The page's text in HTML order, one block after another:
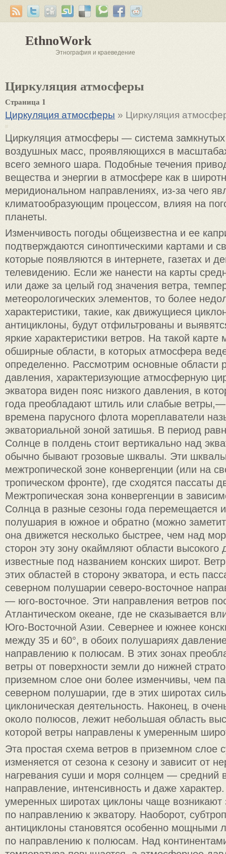
EthnoWork
Этнография и краеведение
Циркуляция атмосферы
Страница 1
Циркуляция атмосферы » Циркуляция
Циркуляция атмосферы — система замкнутых
воздушных масс, проявляющихся в
всего земного шара. Подобные течения
вещества и энергии в атмосфере как в
меридиональном направлениях, из-за чего
климатообразующим процессом, влияя на
планеты.
Изменчивость погоды общеизвестна и ее
подтверждаются синоптическими картами и
которые появляются в интернете, газетах и
телевидению. Если же нанести на карты
или даже за целый год значения ветра,
метеорологических элементов, то более
характеристики, такие, как движущиеся
антициклоны, будут отфильтрованы и
яркие характеристики ветров. На такой карте
обширные области, в которых атмосфера
определенно. Рассмотрим основные области
давления, характеризующие атмосферную
экватора виден пояс низкого давления, в
года преобладают штиль или слабые ветры,—
времена парусного флота мореплаватели
экваториальной зоной затишья. В период
Солнце в полдень стоит вертикально над
обычно бывают грозовые шквалы. Эти
межтропической зоне конвергенции (или на
тропическом фронте), где сходятся пассаты
Межтропическая зона конвергенции в
Солнца в разные сезоны года перемещается
полушария в южное и обратно (можно
она движется несколько быстрее, чем над
сторон эту зону окаймляют области высокого
известные под названием конских широт.
этих областей в сторону экватора, и есть
северном полушарии северо-восточное
— юго-восточное. Эти направления ветров
Атлантическом океане, где не сказывается
Юго-Восточной Азии. Севернее и южнее
между 35 и 60°, в обоих полушариях
направлению к полюсам. В этих зонах
ветры от поверхности земли до нижней
приземном слое они более изменчивы, чем
северном полушарии, где в этих широтах
циклоническая деятельность. Наконец, в
около полюсов, лежит небольшая область
которой ветры направлены к умеренным
Эта простая схема ветров в приземном слое
изменяется от сезона к сезону и зависит от
нагревания суши и моря солнцем — средний
направление, интенсивность и даже
умеренных широтах циклоны чаще возникают
по направлению к экватору. Наоборот,
антициклоны становятся особенно мощными
по направлению к полюсам. Над